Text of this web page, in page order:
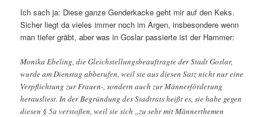
Ich sach ja: Diese ganze Genderkacke geht mir auf den Keks.
Sicher liegt da vieles immer noch im Argen, insbesondere wenn
man tiefer gräbt, aber was in Goslar passierte ist der Hammer:
Monika Ebeling, die Gleichstellungsbeauftragte der Stadt Goslar,
wurde am Dienstag abberufen, weil sie aus diesen Satz nicht nur eine
Verpflichtung zur Frauen-, sondern auch zur Männerförderung
herausliest. In der Begründung des Stadtrats heißt es, sie habe gegen
diesen § 5a verstoßen, weil sie sich „zu sehr mit Männerthemen